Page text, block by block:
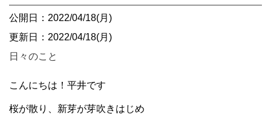
公開日：2022/04/18(月)
更新日：2022/04/18(月)
日々のこと
こんにちは！平井です
桜が散り、新芽が芽吹きはじめ